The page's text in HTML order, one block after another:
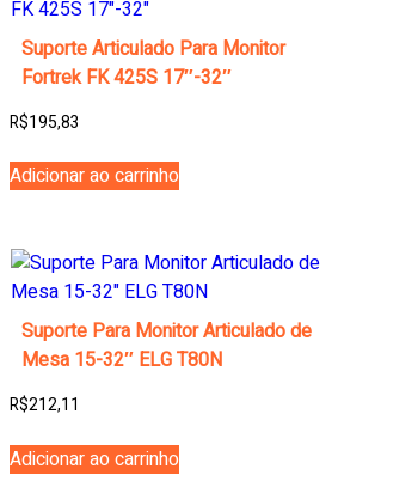
Suporte Articulado Para Monitor
Fortrek FK 425S 17″-32″
R$195,83
Adicionar ao carrinho
Suporte Para Monitor Articulado de
Mesa 15-32″ ELG T80N
R$212,11
Adicionar ao carrinho